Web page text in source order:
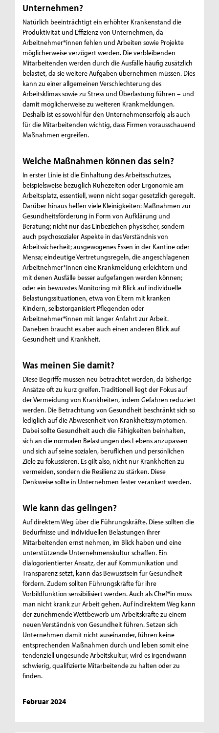
Unternehmen?
Natürlich beeinträchtigt ein erhöhter Krankenstand die
Produktivität und Effizienz von Unternehmen, da
Arbeitnehmer*innen fehlen und Arbeiten sowie Projekte
möglicherweise verzögert werden. Die verbleibenden
Mitarbeitenden werden durch die Ausfälle häufig zusätzlich
belastet, da sie weitere Aufgaben übernehmen müssen. Dies
kann zu einer allgemeinen Verschlechterung des
Arbeitsklimas sowie zu Stress und Überlastung führen – und
damit möglicherweise zu weiteren Krankmeldungen.
Deshalb ist es sowohl für den Unternehmenserfolg als auch
für die Mitarbeitenden wichtig, dass Firmen vorausschauend
Maßnahmen ergreifen.
Welche Maßnahmen können das sein?
In erster Linie ist die Einhaltung des Arbeitsschutzes,
beispielsweise bezüglich Ruhezeiten oder Ergonomie am
Arbeitsplatz, essentiell, wenn nicht sogar gesetzlich geregelt.
Darüber hinaus helfen viele Kleinigkeiten: Maßnahmen zur
Gesundheitsförderung in Form von Aufklärung und
Beratung; nicht nur das Einbeziehen physischer, sondern
auch psychosozialer Aspekte in das Verständnis von
Arbeitssicherheit; ausgewogenes Essen in der Kantine oder
Mensa; eindeutige Vertretungsregeln, die angeschlagenen
Arbeitnehmer*innen eine Krankmeldung erleichtern und
mit denen Ausfälle besser aufgefangen werden können;
oder ein bewusstes Monitoring mit Blick auf individuelle
Belastungssituationen, etwa von Eltern mit kranken
Kindern, selbstorganisiert Pflegenden oder
Arbeitnehmer*innen mit langer Anfahrt zur Arbeit.
Daneben braucht es aber auch einen anderen Blick auf
Gesundheit und Krankheit.
Was meinen Sie damit?
Diese Begriffe müssen neu betrachtet werden, da bisherige
Ansätze oft zu kurz greifen. Traditionell liegt der Fokus auf
der Vermeidung von Krankheiten, indem Gefahren reduziert
werden. Die Betrachtung von Gesundheit beschränkt sich so
lediglich auf die Abwesenheit von Krankheitssymptomen.
Dabei sollte Gesundheit auch die Fähigkeiten beinhalten,
sich an die normalen Belastungen des Lebens anzupassen
und sich auf seine sozialen, beruflichen und persönlichen
Ziele zu fokussieren. Es gilt also, nicht nur Krankheiten zu
vermeiden, sondern die Resilienz zu stärken. Diese
Denkweise sollte in Unternehmen fester verankert werden.
Wie kann das gelingen?
Auf direktem Weg über die Führungskräfte. Diese sollten die
Bedürfnisse und individuellen Belastungen ihrer
Mitarbeitenden ernst nehmen, im Blick haben und eine
unterstützende Unternehmenskultur schaffen. Ein
dialogorientierter Ansatz, der auf Kommunikation und
Transparenz setzt, kann das Bewusstsein für Gesundheit
fördern. Zudem sollten Führungskräfte für ihre
Vorbildfunktion sensibilisiert werden. Auch als Chef*in muss
man nicht krank zur Arbeit gehen. Auf indirektem Weg kann
der zunehmende Wettbewerb um Arbeitskräfte zu einem
neuen Verständnis von Gesundheit führen. Setzen sich
Unternehmen damit nicht auseinander, führen keine
entsprechenden Maßnahmen durch und leben somit eine
tendenziell ungesunde Arbeitskultur, wird es irgendwann
schwierig, qualifizierte Mitarbeitende zu halten oder zu
finden.
Februar 2024